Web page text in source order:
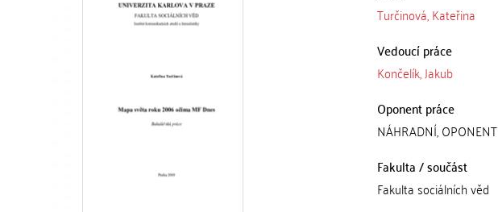
Turčinová, Kateřina
Vedoucí práce
Končelík, Jakub
Oponent práce
NÁHRADNÍ, OPONENT
Fakulta / součást
Fakulta sociálních věd